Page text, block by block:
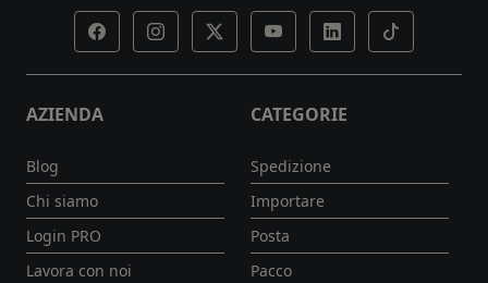
AZIENDA
Blog
Chi siamo
Login PRO
Lavora con noi
CATEGORIE
Spedizione
Importare
Posta
Pacco